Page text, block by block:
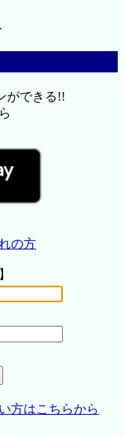
ができる!!
の方
方はこちらから